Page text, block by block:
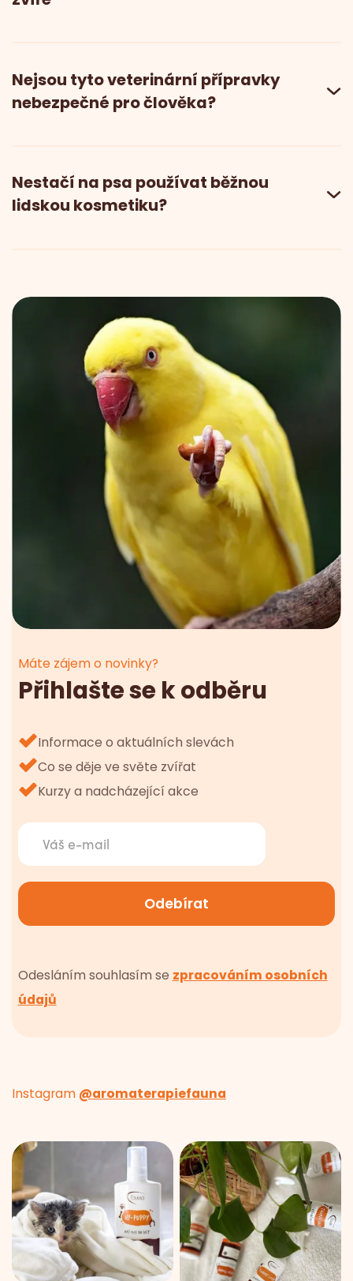
Nejsou tyto veterinární přípravky
nebezpečné pro člověka?
Nestačí na psa používat běžnou
lidskou kosmetiku?
Máte zájem o novinky?
Přihlašte se k odběru
Informace o aktuálních slevách
Co se děje ve světe zvířat
Kurzy a nadcházející akce
Odesláním souhlasím se zpracováním osobních
údajů
Instagram @aromaterapiefauna